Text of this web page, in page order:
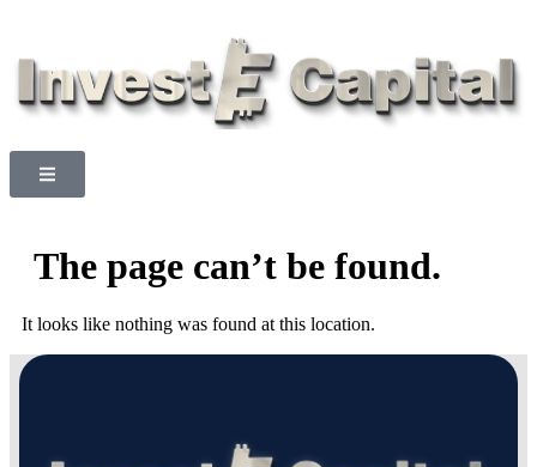
The page can’t be found.
It looks like nothing was found at this location.